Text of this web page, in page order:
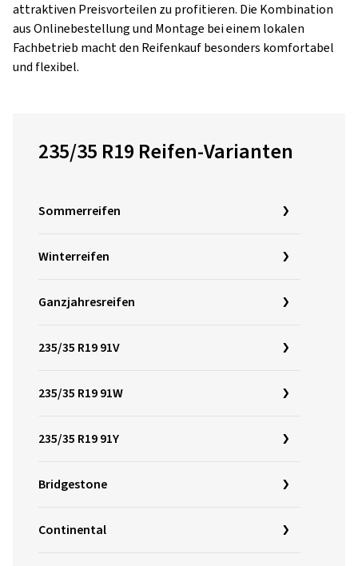
attraktiven Preisvorteilen zu profitieren. Die Kombination
aus Onlinebestellung und Montage bei einem lokalen
Fachbetrieb macht den Reifenkauf besonders komfortabel
und flexibel.
235/35 R19 Reifen-Varianten
Sommerreifen
Winterreifen
Ganzjahresreifen
235/35 R19 91V
235/35 R19 91W
235/35 R19 91Y
Bridgestone
Continental